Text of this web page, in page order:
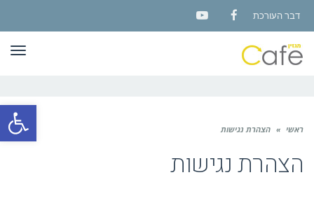
פתח
דבר העורכת
Facebook
YouTube
ראשי » הצהרת נגישות
הצהרת נגישות